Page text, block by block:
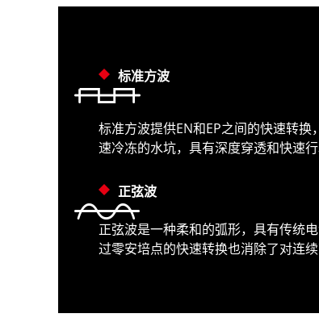
标准方波
标准方波提供EN和EP之间的快速转
速冷冻的水坑，具有深度穿透和快速行
正弦波
正弦波是一种柔和的弧形，具有传统
过零安培点的快速转换也消除了对连续